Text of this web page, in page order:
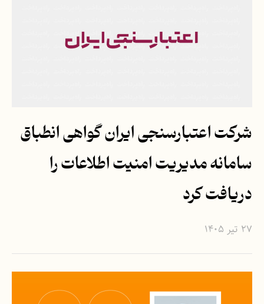
شرکت اعتبارسنجی ایران گواهی انطباق
سامانه مدیریت امنیت اطلاعات را
دریافت کرد
۲۷ تیر ۱۴۰۵